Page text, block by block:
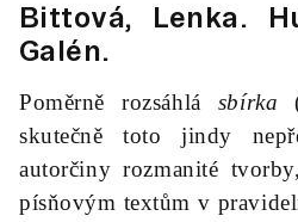
Bittová, Lenka.
Galén.
Poměrně rozsáhlá sbírka
skutečně toto jindy
autorčiny rozmanité
písňovým textům v